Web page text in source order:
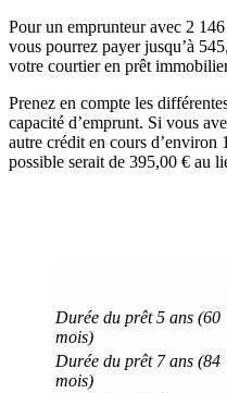
Pour un emprunteur avec 2
vous pourrez payer jusqu’à
votre courtier en prêt
Prenez en compte les
capacité d’emprunt. Si vous
autre crédit en cours d’environ
possible serait de 395,00 € au
Durée du prêt 5 ans (60
mois)
Durée du prêt 7 ans (84
mois)